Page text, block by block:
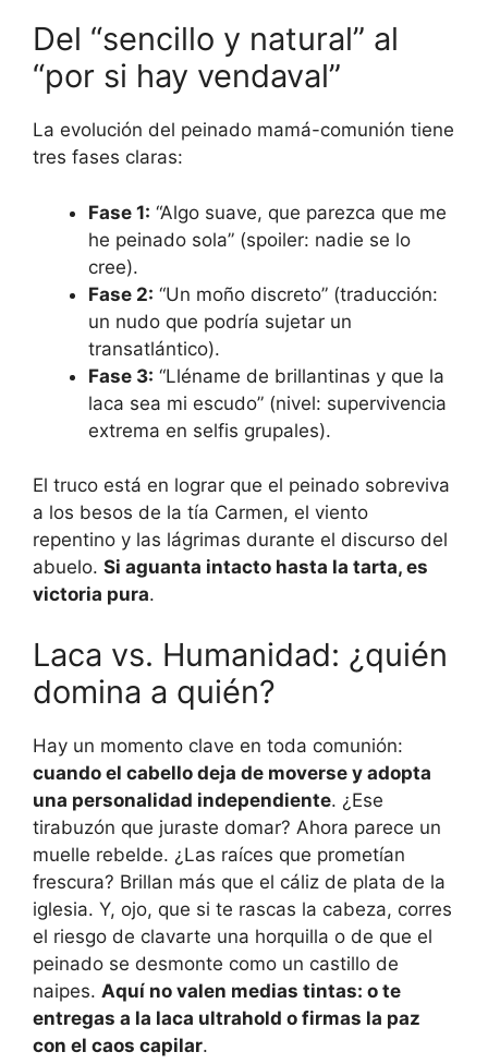
Del “sencillo y natural” al
“por si hay vendaval”
La evolución del peinado mamá-comunión tiene
tres fases claras:
Fase 1: “Algo suave, que parezca que me
he peinado sola” (spoiler: nadie se lo
cree).
Fase 2: “Un moño discreto” (traducción:
un nudo que podría sujetar un
transatlántico).
Fase 3: “Lléname de brillantinas y que la
laca sea mi escudo” (nivel: supervivencia
extrema en selfis grupales).
El truco está en lograr que el peinado sobreviva
a los besos de la tía Carmen, el viento
repentino y las lágrimas durante el discurso del
abuelo. Si aguanta intacto hasta la tarta, es
victoria pura.
Laca vs. Humanidad: ¿quién
domina a quién?
Hay un momento clave en toda comunión:
cuando el cabello deja de moverse y adopta
una personalidad independiente. ¿Ese
tirabuzón que juraste domar? Ahora parece un
muelle rebelde. ¿Las raíces que prometían
frescura? Brillan más que el cáliz de plata de la
iglesia. Y, ojo, que si te rascas la cabeza, corres
el riesgo de clavarte una horquilla o de que el
peinado se desmonte como un castillo de
naipes. Aquí no valen medias tintas: o te
entregas a la laca ultrahold o firmas la paz
con el caos capilar.